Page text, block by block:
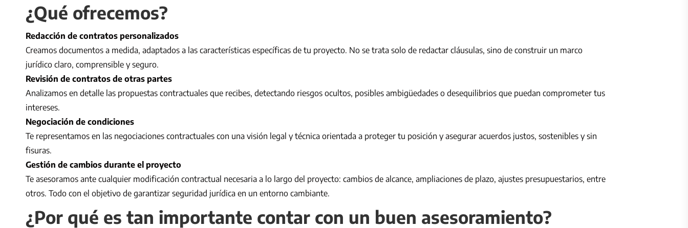
¿Qué ofrecemos?
Redacción de contratos personalizados
Creamos documentos a medida, adaptados a las características específicas de tu proyecto. No se trata solo de redactar cláusulas, sino de construir un marco
jurídico claro, comprensible y seguro.
Revisión de contratos de otras partes
Analizamos en detalle las propuestas contractuales que recibes, detectando riesgos ocultos, posibles ambigüedades o desequilibrios que puedan comprometer tus
intereses.
Negociación de condiciones
Te representamos en las negociaciones contractuales con una visión legal y técnica orientada a proteger tu posición y asegurar acuerdos justos, sostenibles y sin
fisuras.
Gestión de cambios durante el proyecto
Te asesoramos ante cualquier modificación contractual necesaria a lo largo del proyecto: cambios de alcance, ampliaciones de plazo, ajustes presupuestarios, entre
otros. Todo con el objetivo de garantizar seguridad jurídica en un entorno cambiante.
¿Por qué es tan importante contar con un buen asesoramiento?